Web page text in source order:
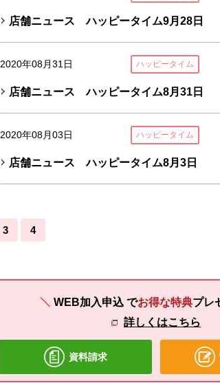
店舗ニュース ハッピータイム9月28日
2020年08月31日 ハッピータイム
店舗ニュース ハッピータイム8月31日
2020年08月03日 ハッピータイム
店舗ニュース ハッピータイム8月3日
3 4
WEB加入申込 でお得な特典プレ
詳しくはこちら
資料請求